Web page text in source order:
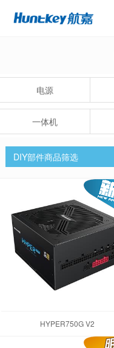
电源
一体机
DIY部件商品筛选
HYPER750G V2